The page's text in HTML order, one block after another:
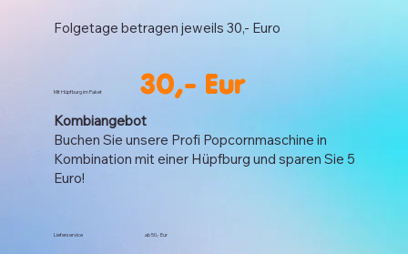
Folgetage betragen jeweils 30,- Euro
Mit Hüpfburg im Paket 30,- Eur
Kombiangebot
Buchen Sie unsere Profi Popcornmaschine in
Kombination mit einer Hüpfburg und sparen Sie 5
Euro!
Lieferservice ab 50,- Eur